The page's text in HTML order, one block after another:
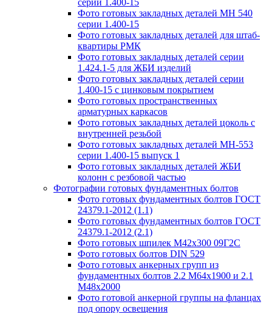
серии 1.400-15
Фото готовых закладных деталей МН 540
серии 1.400-15
Фото готовых закладных деталей для штаб-
квартиры РМК
Фото готовых закладных деталей серии
1.424.1-5 для ЖБИ изделий
Фото готовых закладных деталей серии
1.400-15 с цинковым покрытием
Фото готовых пространственных
арматурных каркасов
Фото готовых закладных деталей цоколь с
внутренней резьбой
Фото готовых закладных деталей МН-553
серии 1.400-15 выпуск 1
Фото готовых закладных деталей ЖБИ
колонн с резбовой частью
Фотографии готовых фундаментных болтов
Фото готовых фундаментных болтов ГОСТ
24379.1-2012 (1.1)
Фото готовых фундаментных болтов ГОСТ
24379.1-2012 (2.1)
Фото готовых шпилек М42х300 09Г2С
Фото готовых болтов DIN 529
Фото готовых анкерных групп из
фундаментных болтов 2.2 М64х1900 и 2.1
М48х2000
Фото готовой анкерной группы на фланцах
под опору освещения